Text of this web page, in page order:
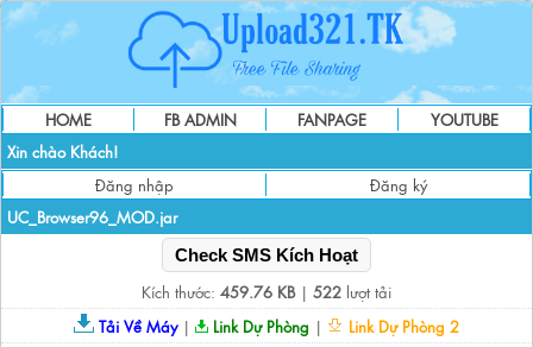
HOME FB ADMIN FANPAGE
YOUTUBE
Xin chào Khách!
Đăng nhập
Đăng ký
UC_Browser96_MOD.jar
Check SMS Kích Hoạt
Kích thước: 459.76 KB| 522 lượt tải
Tải Về Máy| Link Dự Phòng |
Link Dự Phòng 2